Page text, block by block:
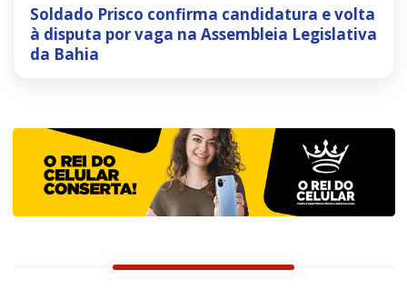
Soldado Prisco confirma candidatura e volta
à disputa por vaga na Assembleia Legislativa
da Bahia